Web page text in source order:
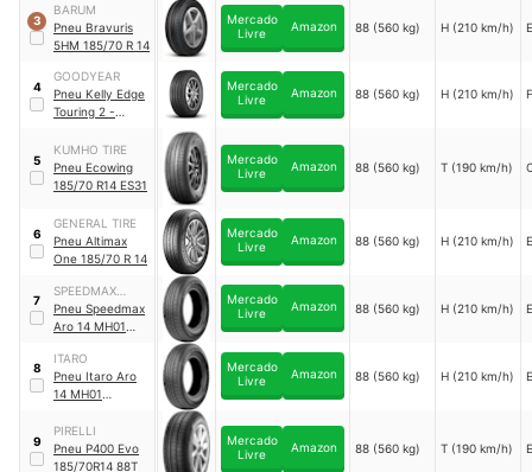
185/70R14
3
BARUM
Pneu Bravuris
5HM 185/70 R 14
Mercado
Livre
Amazon 88 (560 kg) H (210 km/h) E
4
GOODYEAR
Pneu Kelly Edge
Touring 2 -
Mercado
Livre
Amazon 88 (560 kg) H (210 km/h) F
5
KUMHO TIRE
Pneu Ecowing
185/70 R14 ES31
Mercado
Livre
Amazon 88 (560 kg) T (190 km/h)
6
GENERAL TIRE
Pneu Altimax
One 185/70 R 14
Mercado
Livre
Amazon 88 (560 kg) H (210 km/h) E
7
SPEEDMAX
PNEUS
Pneu Speedmax
Aro 14 MH01
Mercado
Livre
Amazon 88 (560 kg) H (210 km/h) E
8
ITARO
Pneu Itaro Aro
14 MH01
Mercado
Livre
Amazon 88 (560 kg) H (210 km/h) E
9
PIRELLI
Pneu P400 Evo
185/70R14 88T
Mercado
Livre
Amazon 88 (560 kg) T (190 km/h) E